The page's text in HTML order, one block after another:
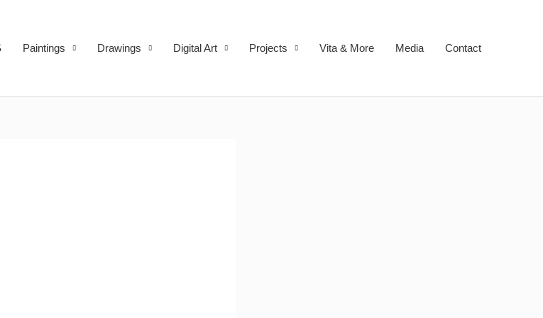
Paintings Drawings Digital Art Projects Vita & More Media Contact